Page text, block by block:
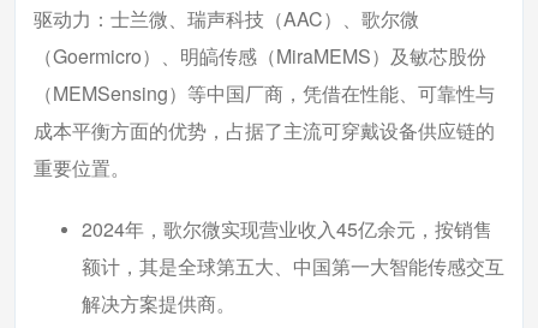
驱动力：士兰微、瑞声科技（AAC）、歌尔微
（Goermicro）、明皜传感（MiraMEMS）及敏芯股份
（MEMSensing）等中国厂商，凭借在性能、可靠性与
成本平衡方面的优势，占据了主流可穿戴设备供应链的
重要位置。
2024年，歌尔微实现营业收入45亿余元，按销售
额计，其是全球第五大、中国第一大智能传感交互
解决方案提供商。